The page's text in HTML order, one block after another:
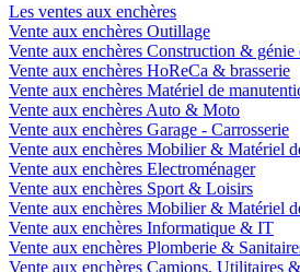
Les ventes aux enchères
Vente aux enchères Outillage
Vente aux enchères Construction &
Vente aux enchères HoReCa & brasserie
Vente aux enchères Matériel de
Vente aux enchères Auto & Moto
Vente aux enchères Garage - Carrosserie
Vente aux enchères Mobilier & Matériel
Vente aux enchères Electroménager
Vente aux enchères Sport & Loisirs
Vente aux enchères Mobilier & Matériel
Vente aux enchères Informatique & IT
Vente aux enchères Plomberie &
Vente aux enchères Camions, Utilitaires